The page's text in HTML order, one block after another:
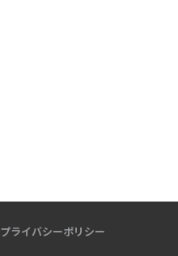
プライバシーポリシー